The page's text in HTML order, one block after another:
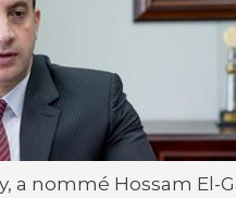
a nommé Hossam El-